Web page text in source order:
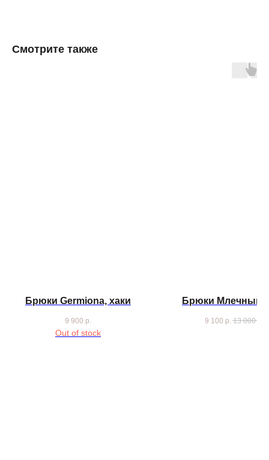
Смотрите также
Брюки Germiona, хаки
9 900 р.
Out of stock
Брюки Млечный
9 100 р. 13 000